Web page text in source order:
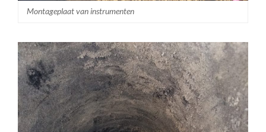
Montageplaat van instrumenten